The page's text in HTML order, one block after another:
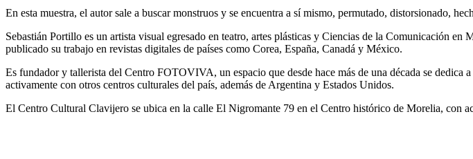
En esta muestra, el autor sale a buscar monstruos y se encuentra a sí mismo, permutado, distorsionado,
Sebastián Portillo es un artista visual egresado en teatro, artes plásticas y Ciencias de la Comunicación
publicado su trabajo en revistas digitales de países como Corea, España, Canadá y México.
Es fundador y tallerista del Centro FOTOVIVA, un espacio que desde hace más de una década se
activamente con otros centros culturales del país, además de Argentina y Estados Unidos.
El Centro Cultural Clavijero se ubica en la calle El Nigromante 79 en el Centro histórico de Morelia, con